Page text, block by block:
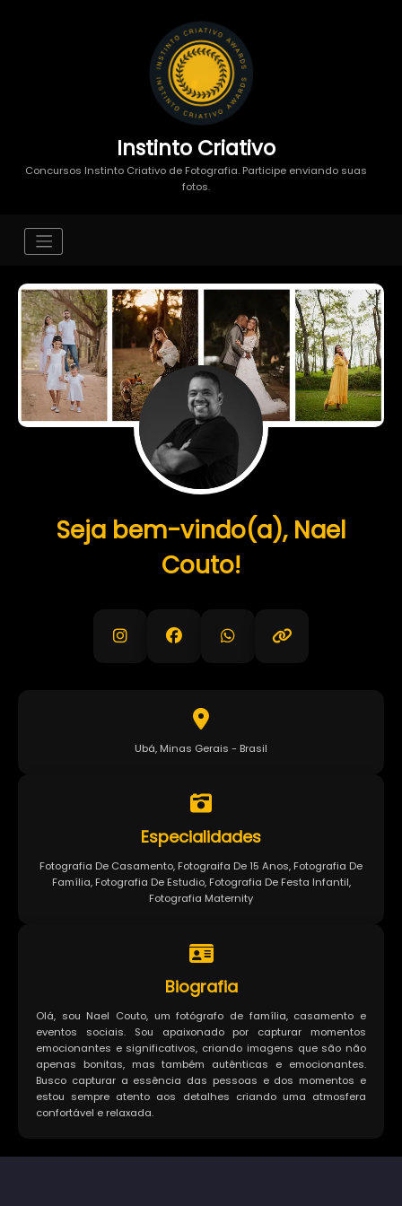
Instinto Criativo
Concursos Instinto Criativo de Fotografia. Participe enviando suas
fotos.
Seja bem-vindo(a), Nael
Couto!
Ubá, Minas Gerais - Brasil
Especialidades
Fotografia De Casamento, Fotograifa De 15 Anos, Fotografia De
Família, Fotografia De Estudio, Fotografia De Festa Infantil,
Fotografia Maternity
Biografia
Olá, sou Nael Couto, um fotógrafo de família, casamento e
eventos sociais. Sou apaixonado por capturar momentos
emocionantes e significativos, criando imagens que são não
apenas bonitas, mas também autênticas e emocionantes.
Busco capturar a essência das pessoas e dos momentos e
estou sempre atento aos detalhes criando uma atmosfera
confortável e relaxada.